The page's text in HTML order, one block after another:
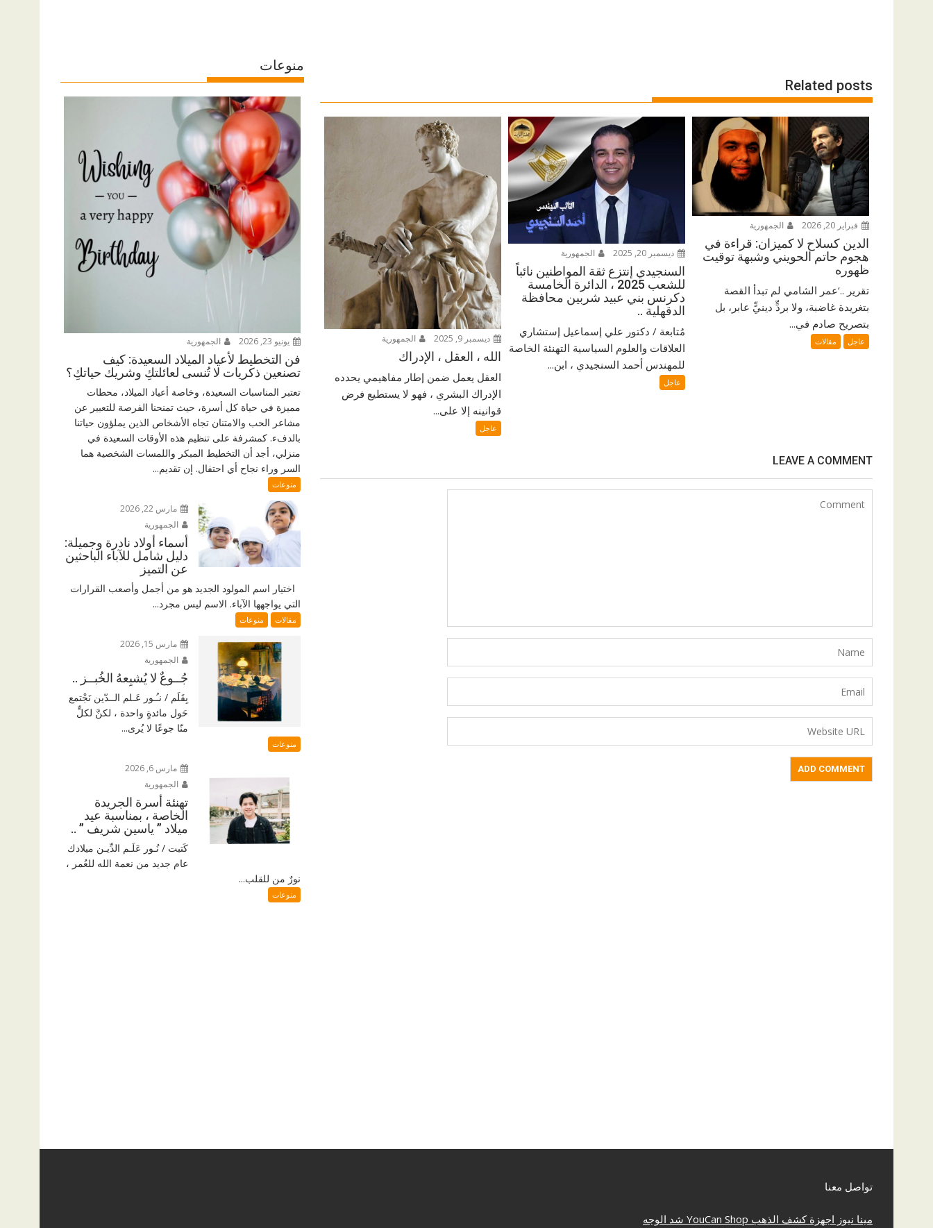
Related posts
فبراير 20, 2026 الجمهورية
الدين كسلاح لا كميزان: قراءة في
هجوم حاتم الحويني وشبهة توقيت
ظهوره
تقرير ..‘عمر الشامي لم تبدأ القصة
بتغريدة غاضبة، ولا بردٍّ دينيٍّ عابر، بل
بتصريح صادم في...
عاجل مقالات
ديسمبر 20, 2025 الجمهورية
السنجيدي إنتزع ثقة المواطنين نائباً
للشعب 2025 ، الدائرة الخامسة
دكرنس بني عبيد شربين محافظة
الدقهلية ..
مُتابعة / دكتور علي إسماعيل إستشاري
العلاقات والعلوم السياسية التهنئة الخاصة
للمهندس أحمد السنجيدي ، ابن...
عاجل
ديسمبر 9, 2025 الجمهورية
الله ، العقل ، الإدراك
العقل يعمل ضمن إطار مفاهيمي يحدده
الإدراك البشري ، فهو لا يستطيع فرض
قوانينه إلا على...
عاجل
LEAVE A COMMENT
منوعات
يونيو 23, 2026 الجمهورية
فن التخطيط لأعياد الميلاد السعيدة: كيف
تصنعين ذكريات لا تُنسى لعائلتكِ وشريك حياتكِ؟
تعتبر المناسبات السعيدة، وخاصة أعياد الميلاد، محطات
مميزة في حياة كل أسرة، حيث تمنحنا الفرصة للتعبير عن
مشاعر الحب والامتنان تجاه الأشخاص الذين يملؤون حياتنا
بالدفء. كمشرفة على تنظيم هذه الأوقات السعيدة في
منزلي، أجد أن التخطيط المبكر واللمسات الشخصية هما
السر وراء نجاح أي احتفال. إن تقديم...
منوعات
مارس 22, 2026
الجمهورية
أسماء أولاد نادرة وجميلة:
دليل شامل للآباء الباحثين
عن التميز
اختيار اسم المولود الجديد هو من أجمل وأصعب القرارات
التي يواجهها الآباء. الاسم ليس مجرد...
مقالات منوعات
مارس 15, 2026
الجمهورية
جُــوعٌ لا يُشبِعهُ الخُبــز ..
بِقَلَم / نـُـور عَـلم الــدّين نَجْتمع
حَول مائدةٍ واحدة ، لكنَّ لكلٍّ
منّا جوعًا لا يُرى...
منوعات
مارس 6, 2026
الجمهورية
تهنئة أسرة الجريدة
الخاصة ، بمناسبة عيد
ميلاد ” ياسين شريف ” ..
كَتبت / نُـور عَلَـم الدِّيـن ميلادك
عام جديد من نعمة الله للعُمر ،
نورٌ من للقلب...
منوعات
تواصل معنا
مينا نيوز اجهزة كشف الذهب YouCan Shop شد الوجه